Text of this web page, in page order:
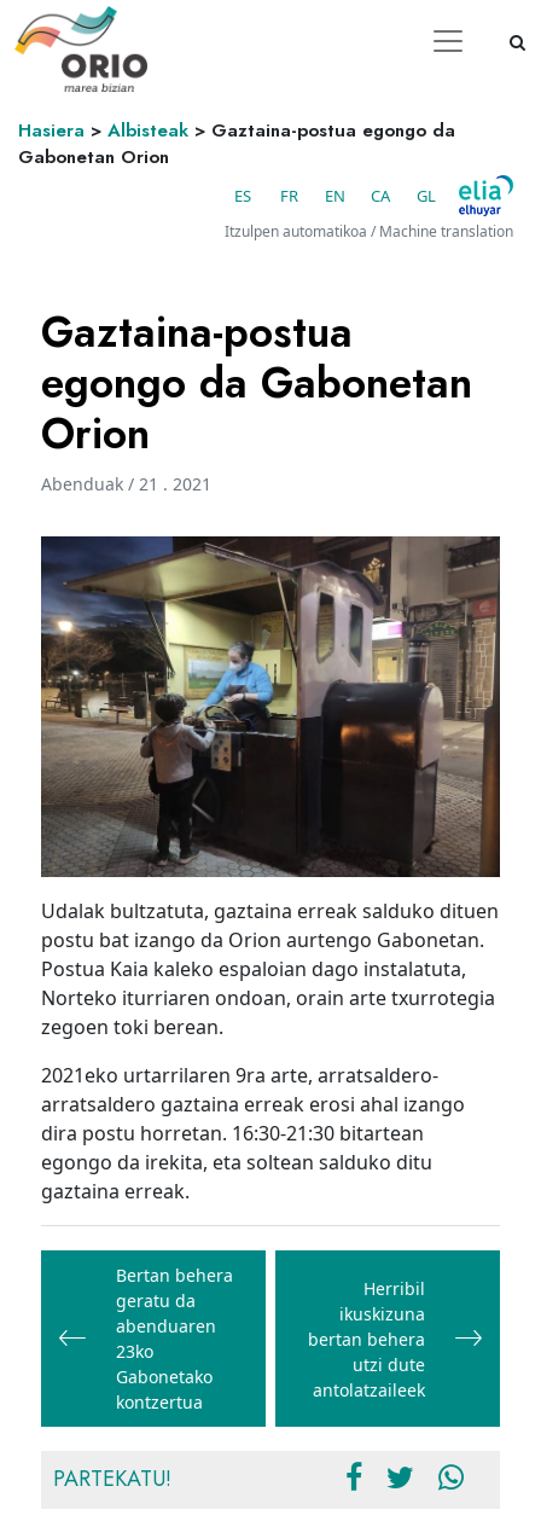
Hasiera > Albisteak > Gaztaina-postua egongo da
Gabonetan Orion
ES FR EN CA GL
Itzulpen automatikoa / Machine translation
Gaztaina-postua
egongo da Gabonetan
Orion
Abenduak / 21 . 2021
Udalak bultzatuta, gaztaina erreak salduko dituen
postu bat izango da Orion aurtengo Gabonetan.
Postua Kaia kaleko espaloian dago instalatuta,
Norteko iturriaren ondoan, orain arte txurrotegia
zegoen toki berean.
2021eko urtarrilaren 9ra arte, arratsaldero-
arratsaldero gaztaina erreak erosi ahal izango
dira postu horretan. 16:30-21:30 bitartean
egongo da irekita, eta soltean salduko ditu
gaztaina erreak.
Bidalketetan
zehar
nabigatu
Bertan behera
geratu da
abenduaren
23ko
Gabonetako
kontzertua
Herribil
ikuskizuna
bertan behera
utzi dute
antolatzaileek
PARTEKATU!